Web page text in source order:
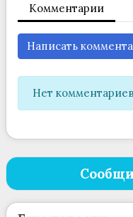
Комментарии
Написать
Нет